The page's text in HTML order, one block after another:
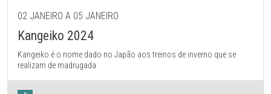
02 JANEIRO A 05 JANEIRO
Kangeiko 2024
Kangeiko é o nome dado no Japão aos treinos de inverno que se
realizam de madrugada